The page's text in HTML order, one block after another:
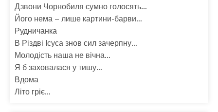
Дзвони Чорнобиля сумно голосять…
Його нема – лише картини-барви…
Рудничанка
В Різдві Ісуса знов сил зачерпну…
Молодість наша не вічна…
Я б заховалася у тишу…
Вдома
Літо гріє…